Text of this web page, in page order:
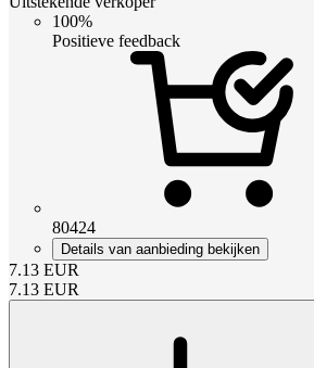
100%
Positieve feedback
80424
Details van aanbieding bekijken
7.13 EUR
7.13 EUR